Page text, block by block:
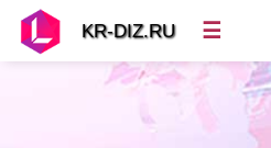
KR-DIZ.RU ☰